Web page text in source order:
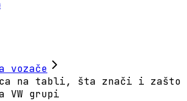
vozače
na tabli, šta znači i zašto
VW grupi